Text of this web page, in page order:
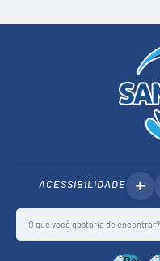
ACESSIBILIDADE